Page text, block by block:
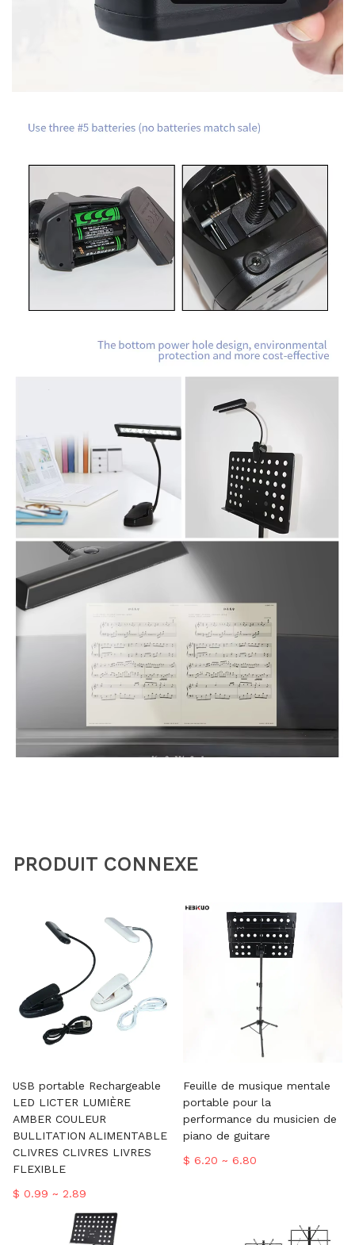
PRODUIT CONNEXE
USB portable Rechargeable
LED LICTER LUMIÈRE
AMBER COULEUR
BULLITATION ALIMENTABLE
CLIVRES CLIVRES LIVRES
FLEXIBLE
$ 0.99 ~ 2.89
Feuille de musique mentale
portable pour la
performance du musicien de
piano de guitare
$ 6.20 ~ 6.80